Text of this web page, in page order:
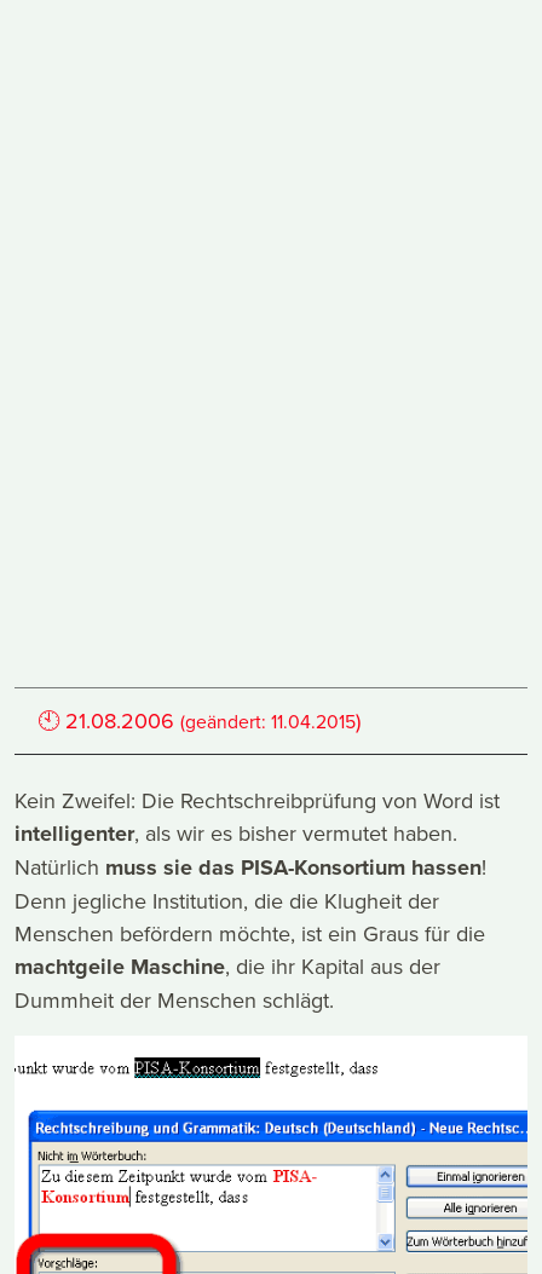
🕙 21.08.2006 (geändert:11.04.2015)
Kein Zweifel: Die Rechtschreibprüfung von Word ist
intelligenter, als wir es bisher vermutet haben.
Natürlich muss sie das PISA-Konsortium hassen!
Denn jegliche Institution, die die Klugheit der
Menschen befördern möchte, ist ein Graus für die
machtgeile Maschine, die ihr Kapital aus der
Dummheit der Menschen schlägt.